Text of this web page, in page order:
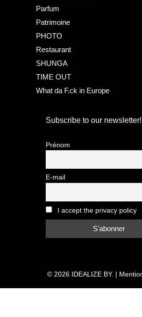
Parfum
Patrimoine
PHOTO
Restaurant
SHUNGA
TIME OUT
What da F.ck in Europe
Subscribe to our newsletter!
Prénom
E-mail
I accept the privacy policy
© 2026 IDEALIZE BY. |